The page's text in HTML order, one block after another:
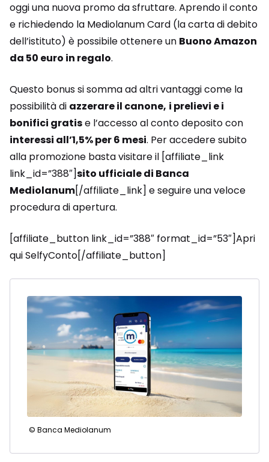
oggi una nuova promo da sfruttare. Aprendo il conto
e richiedendo la Mediolanum Card (la carta di debito
dell’istituto) è possibile ottenere un Buono Amazon
da 50 euro in regalo.
Questo bonus si somma ad altri vantaggi come la
possibilità di azzerare il canone, i prelievi e i
bonifici gratise l’accesso al conto deposito con
interessi all’1,5% per 6 mesi. Per accedere subito
alla promozione basta visitare il [affiliate_link
link_id=”388″]sito ufficiale di Banca
Mediolanum[/affiliate_link] e seguire una veloce
procedura di apertura.
[affiliate_button link_id=”388″ format_id=”53″]Apri
qui SelfyConto[/affiliate_button]
© Banca Mediolanum